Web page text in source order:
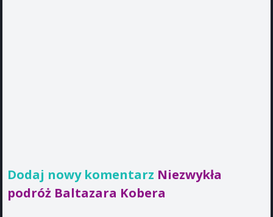
Dodaj nowy komentarz Niezwykła
podróż Baltazara Kobera